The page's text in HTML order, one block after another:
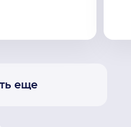
еще